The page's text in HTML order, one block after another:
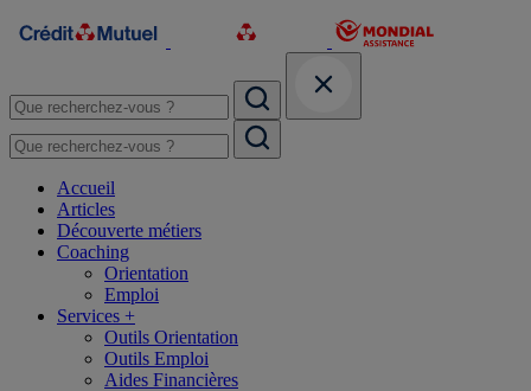
Accueil
Articles
Découverte métiers
Coaching
Orientation
Emploi
Services +
Outils Orientation
Outils Emploi
Aides Financières